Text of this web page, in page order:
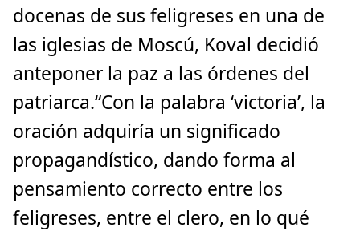
docenas de sus feligreses en una de
las iglesias de Moscú, Koval decidió
anteponer la paz a las órdenes del
patriarca.“Con la palabra ‘victoria’, la
oración adquiría un significado
propagandístico, dando forma al
pensamiento correcto entre los
feligreses, entre el clero, en lo qué